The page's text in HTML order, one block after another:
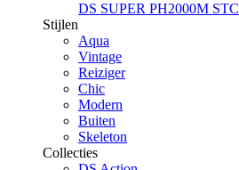
DS SUPER PH2000M STC
Stijlen
Aqua
Vintage
Reiziger
Chic
Modern
Buiten
Skeleton
Collecties